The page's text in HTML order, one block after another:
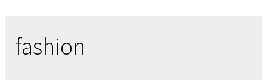
fashion